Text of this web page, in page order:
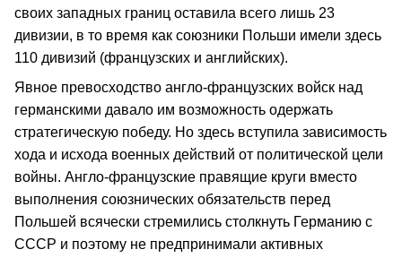
своих западных границ оставила всего лишь 23
дивизии, в то время как союзники Польши имели здесь
110 дивизий (французских и английских).
Явное превосходство англо-французских войск над
германскими давало им возможность одержать
стратегическую победу. Но здесь вступила зависимость
хода и исхода военных действий от политической цели
войны. Англо-французские правящие круги вместо
выполнения союзнических обязательств перед
Польшей всячески стремились столкнуть Германию с
СССР и поэтому не предпринимали активных